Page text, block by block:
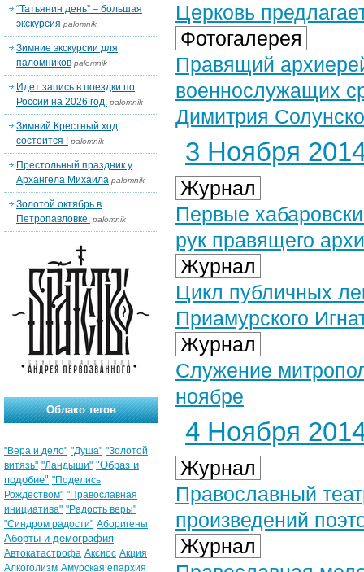
Церковь
Фотогалерея
Правящий
военнослужащих
Димитрия
3 Ноября
Журнал
Первые
рук правящего
Журнал
Цикл публичных
Приамурского
Журнал
Служение
ноябре
4 Ноября
Журнал
Православный
произведений
Журнал
“Татьянин день” – большая
экскурсия palomnik
Зимние экскурсии для
паломников palomnik
Идет запись в поездки по
России на 2026 год. palomnik
Зимний Крестный ход
состоится ! palomnik
Престольный праздник у
Архангела Михаила palomnik
Золотой октябрь в
Петропавловке. palomnik
Облако тегов
"Вера и дело" "Душа" "Золотой
витязь" "Ландыши" "Образ и
подобие" "Поделись
Рождеством" "Православная
инициатива" "Радость веры"
"Синдром радости" Аборигены
Аборты и демография
Автокатастрофа Аксиос Акция
Алкоголизм Амурская епархия